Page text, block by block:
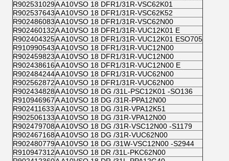
R902531029A A10VSO 18 DFR1/31R-VSC62K01
R902537643A A10VSO 18 DFR1/31R-VSC62K52
R902486083A A10VSO 18 DFR1/31R-VSC62N00
R902460132A A10VSO 18 DFR1/31R-VUC12K01 E
R902404325A A10VSO 18 DFR1/31R-VUC12K01 ESO705
R910990543A A10VSO 18 DFR1/31R-VUC12N00
R902459823A A10VSO 18 DFR1/31R-VUC12N00
R902438616A A10VSO 18 DFR1/31R-VUC12N00 E
R902484244A A10VSO 18 DFR1/31R-VUC62N00
R902562872A A10VSO 18 DFR1/31R-VUC62N00
R902434828A A10VSO 18 DG /31L-PSC12K01 -SO136
R910946967A A10VSO 18 DG /31R-PPA12N00
R902411633A A10VSO 18 DG /31R-VPA12K51
R902506133A A10VSO 18 DG /31R-VPA12N00
R902479708A A10VSO 18 DG /31R-VSC12N00 -S1179
R902467168A A10VSO 18 DG /31R-VUC62N00
R902480779A A10VSO 18 DG /31W-VSC12N00 -S2944
R910947312A A10VSO 18 DR /31L-PKC62N00